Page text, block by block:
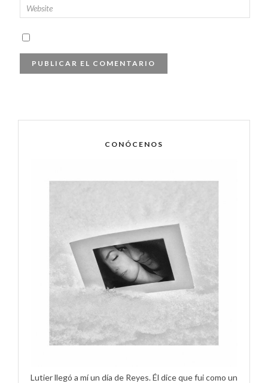
CONÓCENOS
Lutier llegó a mí un día de Reyes. Él dice que fui como un